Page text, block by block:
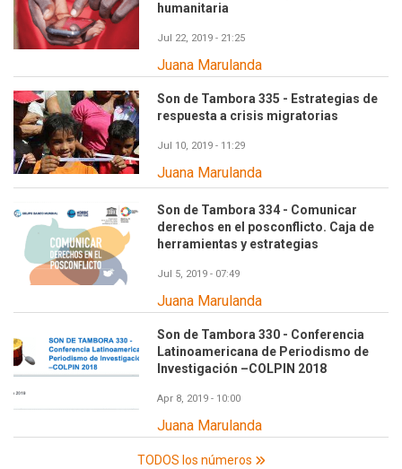
humanitaria
Jul 22, 2019 - 21:25
Juana Marulanda
Son de Tambora 335 - Estrategias de
respuesta a crisis migratorias
Jul 10, 2019 - 11:29
Juana Marulanda
Son de Tambora 334 - Comunicar
derechos en el posconflicto. Caja de
herramientas y estrategias
Jul 5, 2019 - 07:49
Juana Marulanda
Son de Tambora 330 - Conferencia
Latinoamericana de Periodismo de
Investigación –COLPIN 2018
Apr 8, 2019 - 10:00
Juana Marulanda
TODOS los números